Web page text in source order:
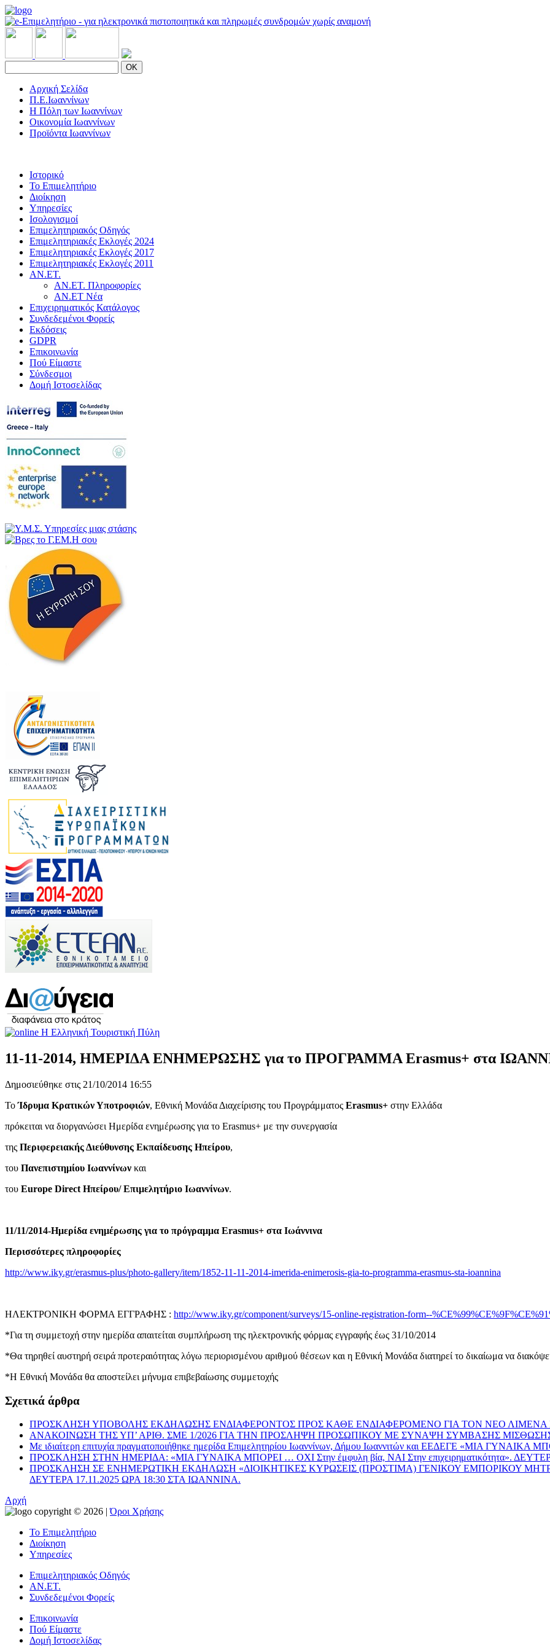
OK
Αρχική Σελίδα
Π.Ε.Ιωαννίνων
Η Πόλη των Ιωαννίνων
Οικονομία Ιωαννίνων
Προϊόντα Ιωαννίνων
Ιστορικό
Το Επιμελητήριο
Διοίκηση
Υπηρεσίες
Ισολογισμοί
Επιμελητηριακός Οδηγός
Επιμελητηριακές Εκλογές 2024
Επιμελητηριακές Εκλογές 2017
Επιμελητηριακές Εκλογές 2011
ΑΝ.ΕΤ.
ΑΝ.ΕΤ. Πληροφορίες
ΑΝ.ΕΤ Νέα
Επιχειρηματικός Κατάλογος
Συνδεδεμένοι Φορείς
Εκδόσεις
GDPR
Επικοινωνία
Πού Είμαστε
Σύνδεσμοι
Δομή Ιστοσελίδας
11-11-2014, ΗΜΕΡΙΔΑ ΕΝΗΜΕΡΩΣΗΣ για το ΠΡΟΓΡΑΜΜΑ Erasmus+ στα
Δημοσιεύθηκε στις 21/10/2014 16:55
ToΊδρυμα Κρατικών Υποτροφιών, Εθνική Μονάδα Διαχείρισης του Προγράμματος Erasmus+ στην Ελλάδα
πρόκειται να διοργανώσει Ημερίδα ενημέρωσης για το Erasmus+ με την συνεργασία
της Περιφερειακής Διεύθυνσης Εκπαίδευσης Ηπείρου,
του Πανεπιστημίου Ιωαννίνων και
του Europe Direct Ηπείρου/ Επιμελητήριο Ιωαννίνων.
11/11/2014-Ημερίδα ενημέρωσης για το πρόγραμμα Erasmus+ στα Ιωάννινα
Περισσότερες πληροφορίες
http://www.iky.gr/erasmus-plus/photo-gallery/item/1852-11-11-2014-imerida-enimerosis-gia-to-programma-erasmus-sta-ioannina
ΗΛΕΚΤΡΟΝΙΚΗ ΦΟΡΜΑ ΕΓΓΡΑΦΗΣ : http://www.iky.gr/component/surveys/15-online-registration-form--
*Για τη συμμετοχή στην ημερίδα απαιτείται συμπλήρωση της ηλεκτρονικής φόρμας εγγραφής έως 31/10/2014
*Θα τηρηθεί αυστηρή σειρά προτεραιότητας λόγω περιορισμένου αριθμού θέσεων και η Εθνική Μονάδα διατηρεί το δικαίωμα να
*Η Εθνική Μονάδα θα αποστείλει μήνυμα επιβεβαίωσης συμμετοχής
Σχετικά άρθρα
ΠΡΟΣΚΛΗΣΗ ΥΠΟΒΟΛΗΣ ΕΚΔΗΛΩΣΗΣ ΕΝΔΙΑΦΕΡΟΝΤΟΣ ΠΡΟΣ ΚΑΘΕ ΕΝΔΙΑΦΕΡΟΜΕΝΟ ΓΙΑ ΤΟΝ ΝΕΟ ΛΙΜΕΝΑ
ΑΝΑΚΟΙΝΩΣΗ ΤΗΣ ΥΠ’ ΑΡΙΘ. ΣΜΕ 1/2026 ΓΙΑ ΤΗΝ ΠΡΟΣΛΗΨΗ ΠΡΟΣΩΠΙΚΟΥ ΜΕ ΣΥΝΑΨΗ ΣΥΜΒΑΣΗΣ ΜΙΣΘΩΣΗΣ
Με ιδιαίτερη επιτυχία πραγματοποιήθηκε ημερίδα Επιμελητηρίου Ιωαννίνων, Δήμου Ιωαννιτών και ΕΕΔΕΓΕ «ΜΙΑ ΓΥΝΑΙΚΑ
ΠΡΟΣΚΛΗΣΗ ΣΤΗΝ ΗΜΕΡΙΔΑ: «ΜΙΑ ΓΥΝΑΙΚΑ ΜΠΟΡΕΙ … ΟΧΙ Στην έμφυλη βία, ΝΑΙ Στην επιχειρηματικότητα».
ΠΡΟΣΚΛΗΣΗ ΣΕ ΕΝΗΜΕΡΩΤΙΚΗ ΕΚΔΗΛΩΣΗ «ΔΙΟΙΚΗΤΙΚΕΣ ΚΥΡΩΣΕΙΣ (ΠΡΟΣΤΙΜΑ) ΓΕΝΙΚΟΥ ΕΜΠΟΡΙΚΟΥ
ΔΕΥΤΕΡΑ 17.11.2025 ΩΡΑ 18:30 ΣΤΑ ΙΩΑΝΝΙΝΑ.
Αρχή
copyright © 2026 |Όροι Χρήσης
Το Επιμελητήριο
Διοίκηση
Υπηρεσίες
Επιμελητηριακός Οδηγός
ΑΝ.ΕΤ.
Συνδεδεμένοι Φορείς
Επικοινωνία
Πού Είμαστε
Δομή Ιστοσελίδας